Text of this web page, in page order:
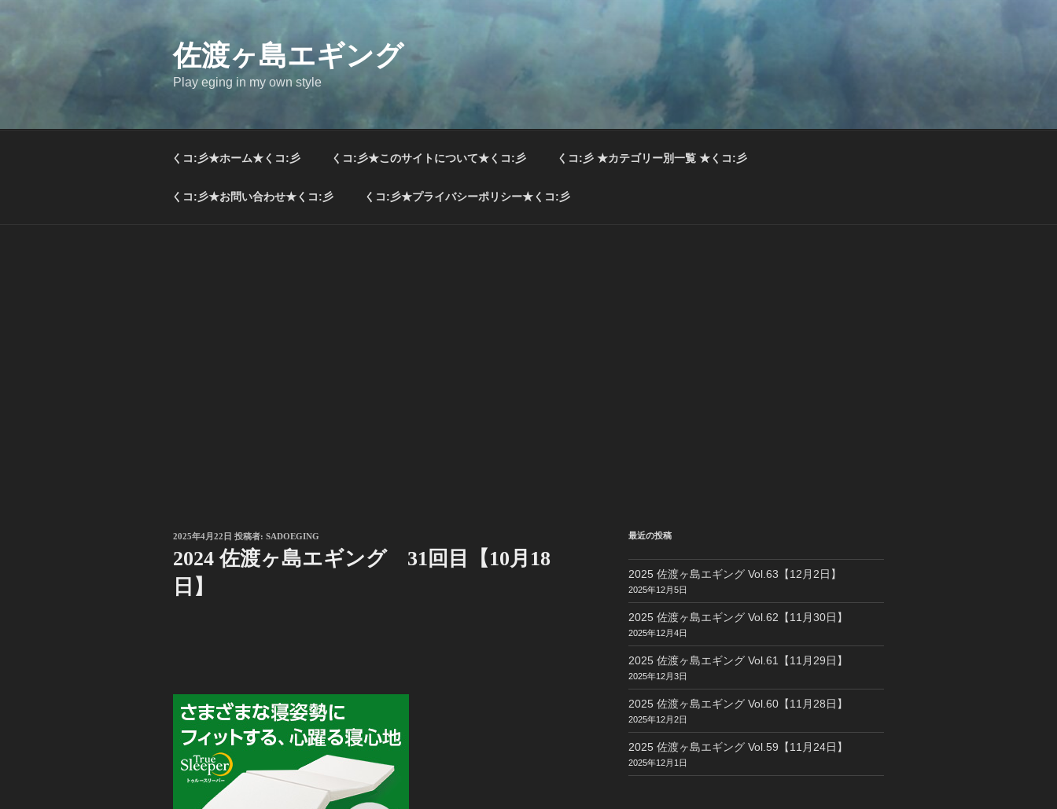
佐渡ヶ島エギング
Play eging in my own style
くコ:彡★ホーム★くコ:彡 くコ:彡★このサイトについて★くコ:彡 くコ:彡 ★カテゴリー別一覧 ★くコ:彡
くコ:彡★お問い合わせ★くコ:彡 くコ:彡★プライバシーポリシー★くコ:彡
投
日:
2025年4月22日 投稿者: SADOEGING
2024 佐渡ヶ島エギング 31回目【10月18
日】
最近の投稿
2025 佐渡ヶ島エギング Vol.63【12月2日】
2025年12月5日
2025 佐渡ヶ島エギング Vol.62【11月30日】
2025年12月4日
2025 佐渡ヶ島エギング Vol.61【11月29日】
2025年12月3日
2025 佐渡ヶ島エギング Vol.60【11月28日】
2025年12月2日
2025 佐渡ヶ島エギング Vol.59【11月24日】
2025年12月1日